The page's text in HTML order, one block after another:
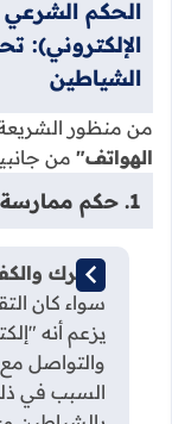
الحكم
الإلكتروني):
الشياطين
من منظور الشريعة
الهواتف" من
1. حكم ممارسة السحر بشكل عام:
الشرك
سواء كان
يزعم أنه
والتواصل
السبب في